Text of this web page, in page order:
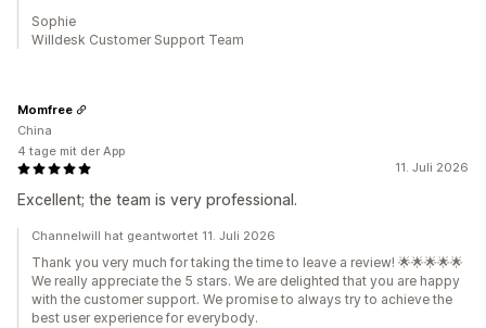
Sophie
Willdesk Customer Support Team
11. Juli 2026
Excellent; the team is very professional.
Momfree
China
4 tage mit der App
Channelwill hat geantwortet 11. Juli 2026
Thank you very much for taking the time to leave a review! 🌟🌟🌟🌟🌟
We really appreciate the 5 stars. We are delighted that you are happy
with the customer support. We promise to always try to achieve the
best user experience for everybody.